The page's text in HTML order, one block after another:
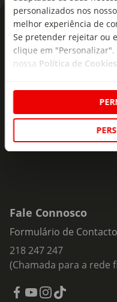
personalizados nos
melhor experiência de
Se pretender rejeitar ou
clique em
nossa Política de Cookies
As novidades
seu e-mail!
Subscreva e descubra
mail
Fale Connosco
Formulário de Contacto
218 247 247
(Chamada para a rede